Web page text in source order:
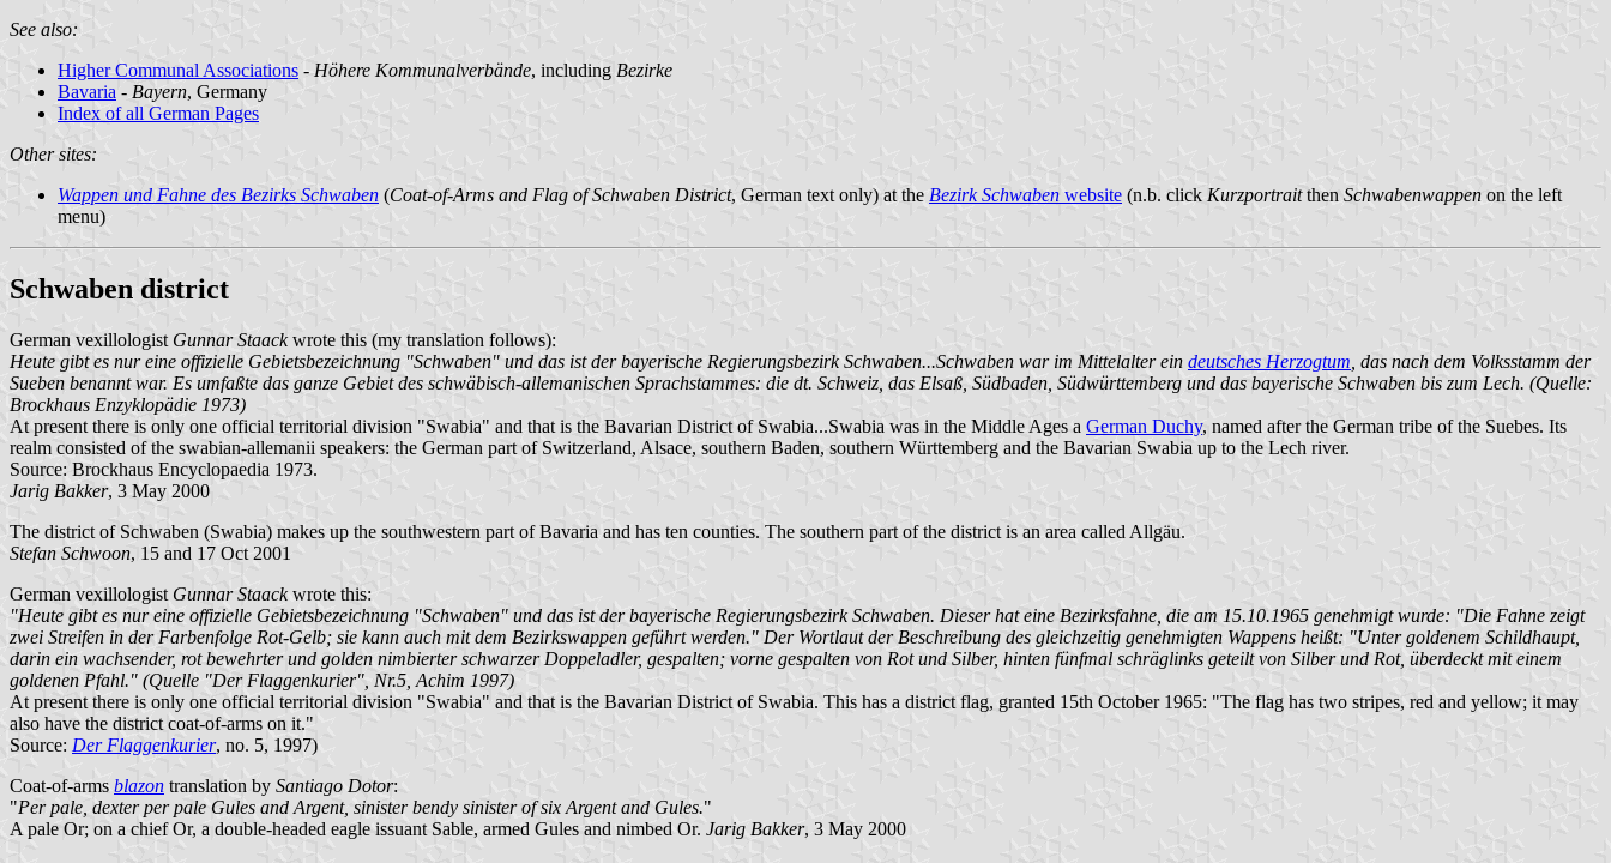
See also:
Higher Communal Associations - Höhere Kommunalverbände, including Bezirke
Bavaria - Bayern, Germany
Index of all German Pages
Other sites:
Wappen und Fahne des Bezirks Schwaben (Coat-of-Arms and Flag of Schwaben District, German text only) at the Bezirk Schwaben website (n.b. click Kurzportraitthen Schwabenwappen on the left
menu)
Schwaben district
German vexillologist Gunnar Staackwrote this (my translation follows):
Heute gibt es nur eine offizielle Gebietsbezeichnung "Schwaben" und das ist der bayerische Regierungsbezirk Schwaben...Schwaben war im Mittelalter ein deutsches Herzogtum , das nach dem Volksstamm der
Sueben benannt war. Es umfaßte das ganze Gebiet des schwäbisch-allemanischen Sprachstammes: die dt. Schweiz, das Elsaß, Südbaden, Südwürttemberg und das bayerische Schwaben bis zum Lech. (Quelle:
Brockhaus Enzyklopädie 1973)
At present there is only one official territorial division "Swabia" and that is the Bavarian District of Swabia...Swabia was in the Middle Ages a German Duchy, named after the German tribe of the Suebes. Its
realm consisted of the swabian-allemanii speakers: the German part of Switzerland, Alsace, southern Baden, southern Württemberg and the Bavarian Swabia up to the Lech river.
Source: Brockhaus Encyclopaedia 1973.
Jarig Bakker, 3 May 2000
The district of Schwaben (Swabia) makes up the southwestern part of Bavaria and has ten counties. The southern part of the district is an area called Allgäu.
Stefan Schwoon, 15 and 17 Oct 2001
German vexillologist Gunnar Staackwrote this:
"Heute gibt es nur eine offizielle Gebietsbezeichnung "Schwaben" und das ist der bayerische Regierungsbezirk Schwaben. Dieser hat eine Bezirksfahne, die am 15.10.1965 genehmigt wurde: "Die Fahne zeigt
zwei Streifen in der Farbenfolge Rot-Gelb; sie kann auch mit dem Bezirkswappen geführt werden." Der Wortlaut der Beschreibung des gleichzeitig genehmigten Wappens heißt: "Unter goldenem Schildhaupt,
darin ein wachsender, rot bewehrter und golden nimbierter schwarzer Doppeladler, gespalten; vorne gespalten von Rot und Silber, hinten fünfmal schräglinks geteilt von Silber und Rot, überdeckt mit einem
goldenen Pfahl." (Quelle "Der Flaggenkurier", Nr.5, Achim 1997)
At present there is only one official territorial division "Swabia" and that is the Bavarian District of Swabia. This has a district flag, granted 15th October 1965: "The flag has two stripes, red and yellow; it may
also have the district coat-of-arms on it."
Source: Der Flaggenkurier, no. 5, 1997)
Coat-of-arms blazon translation by Santiago Dotor:
"Per pale, dexter per pale Gules and Argent, sinister bendy sinister of six Argent and Gules."
A pale Or; on a chief Or, a double-headed eagle issuant Sable, armed Gules and nimbed Or. Jarig Bakker, 3 May 2000